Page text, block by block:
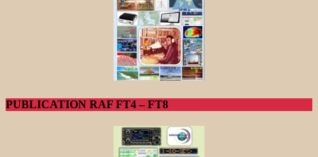
PUBLICATION RAF FT4 – FT8